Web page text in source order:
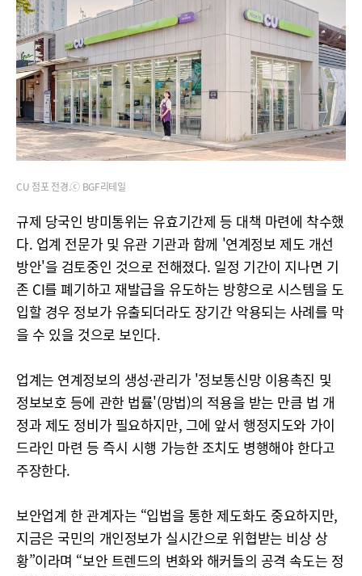
CU 점포 전경.ⓒ BGF리테일
규제 당국인 방미통위는 유효기간제 등 대책 마련에 착수했
다. 업계 전문가 및 유관 기관과 함께 '연계정보 제도 개선
방안'을 검토중인 것으로 전해졌다. 일정 기간이 지나면 기
존 CI를 폐기하고 재발급을 유도하는 방향으로 시스템을 도
입할 경우 정보가 유출되더라도 장기간 악용되는 사례를 막
을 수 있을 것으로 보인다.
업계는 연계정보의 생성·관리가 '정보통신망 이용촉진 및
정보보호 등에 관한 법률'(망법)의 적용을 받는 만큼 법 개
정과 제도 정비가 필요하지만, 그에 앞서 행정지도와 가이
드라인 마련 등 즉시 시행 가능한 조치도 병행해야 한다고
주장한다.
보안업계 한 관계자는 “입법을 통한 제도화도 중요하지만,
지금은 국민의 개인정보가 실시간으로 위협받는 비상 상
황”이라며 “보안 트렌드의 변화와 해커들의 공격 속도는 정